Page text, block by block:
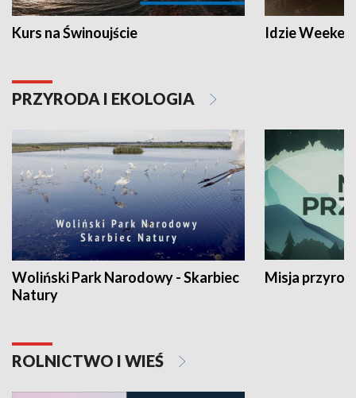
Kurs na Świnoujście Idzie
PRZYRODA I EKOLOGIA
Woliński Park Narodowy - Skarbiec
Natury
Misja
ROLNICTWO I WIEŚ